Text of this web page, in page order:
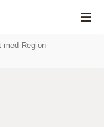
med Region